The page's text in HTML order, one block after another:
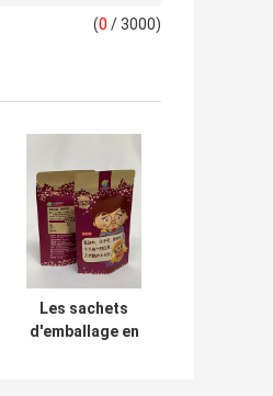
(0 / 3000)
Les sachets
d'emballage en